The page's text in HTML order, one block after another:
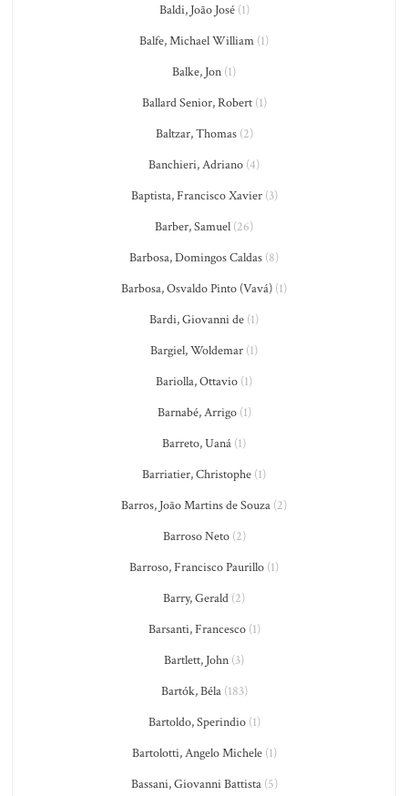
Baldi, João José(1)
Balfe, Michael William (1)
Balke, Jon (1)
Ballard Senior, Robert(1)
Baltzar, Thomas(2)
Banchieri, Adriano (4)
Baptista, Francisco Xavier(3)
Barber, Samuel (26)
Barbosa, Domingos Caldas (8)
Barbosa, Osvaldo Pinto (Vavá) (1)
Bardi, Giovanni de (1)
Bargiel, Woldemar (1)
Bariolla, Ottavio (1)
Barnabé, Arrigo(1)
Barreto, Uaná (1)
Barriatier, Christophe (1)
Barros, João Martins de Souza (2)
Barroso Neto(2)
Barroso, Francisco Paurillo (1)
Barry, Gerald (2)
Barsanti, Francesco(1)
Bartlett, John (3)
Bartók, Béla(183)
Bartoldo, Sperindio(1)
Bartolotti, Angelo Michele(1)
Bassani, Giovanni Battista(5)